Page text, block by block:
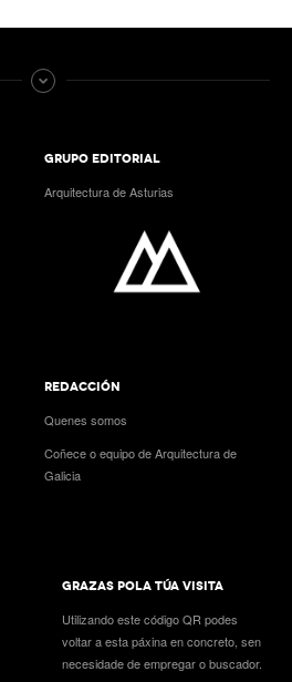
GRUPO EDITORIAL
Arquitectura de Asturias
REDACCIÓN
Quenes somos
Coñece o equipo de Arquitectura de
Galicia
GRAZAS POLA TÚA VISITA
Utilizando este código QR podes
voltar a esta páxina en concreto, sen
necesidade de empregar o buscador.